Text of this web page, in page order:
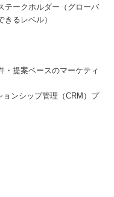
テークホルダー（グローバ
るレベル）
・提案ベースのマーケティ
ョンシップ管理（CRM）プ